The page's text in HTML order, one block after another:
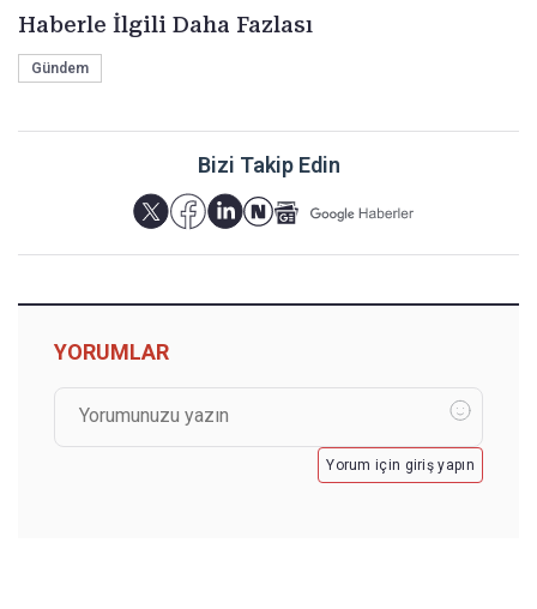
Haberle İlgili Daha Fazlası
Gündem
Bizi Takip Edin
YORUMLAR
Yorum için giriş yapın